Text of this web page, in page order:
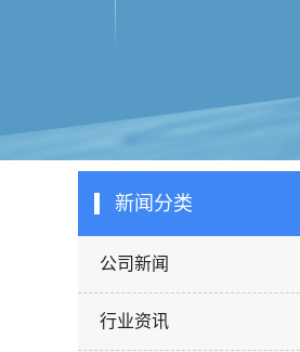
新闻分类
公司新闻
行业资讯